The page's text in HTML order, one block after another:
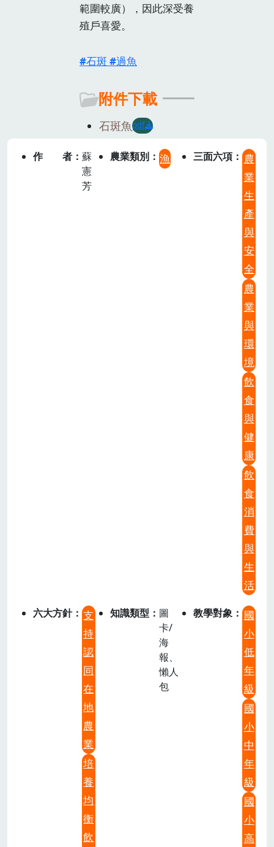
範圍較廣），因此深受養
殖戶喜愛。
石斑 過魚
附件下載
石斑魚pdf
作者
蘇
憲
芳
農業類別 漁 三面六項
農
業
生
產
與
安
全
農
業
與
環
境
飲
食
與
健
康
飲
食
消
費
與
生
活
六大方針
支
持
認
同
在
地
農
業
培
養
均
衡
飲
知識類型
圖
卡/
海
報、
懶人
包
教學對象
國
小
低
年
級
國
小
中
年
級
國
小
高